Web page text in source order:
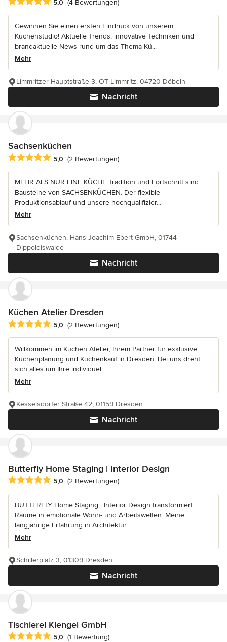
5,0 (4 Bewertungen)
Gewinnen Sie einen ersten Eindruck von unserem
Küchenstudio! Aktuelle Trends, innovative Techniken und
brandaktuelle News rund um das Thema Kü...
Mehr
Nachricht
Limmritzer Hauptstraße 3, OT Limmritz, 04720 Döbeln
Sachsenküchen
Durchschnittliche Bewertung: 5 von 5 Sternen
5,0 (2 Bewertungen)
MEHR ALS NUR EINE KÜCHE Tradition und Fortschritt sind
Bausteine von SACHSENKÜCHEN. Der flexible
Produktionsablauf und unsere hochqualifizier...
Mehr
Nachricht
Sachsenküchen, Hans-Joachim Ebert GmbH, 01744
Dippoldiswalde
Küchen Atelier Dresden
Durchschnittliche Bewertung: 5 von 5 Sternen
5,0 (2 Bewertungen)
Willkommen im Küchen Atelier, Ihrem Partner für exklusive
Küchenplanung und Küchenkauf in Dresden. Bei uns dreht
sich alles um Ihre individuel...
Mehr
Nachricht
Kesselsdorfer Straße 42, 01159 Dresden
Butterfly Home Staging | Interior Design
Durchschnittliche Bewertung: 5 von 5 Sternen
5,0 (2 Bewertungen)
BUTTERFLY Home Staging | Interior Design transformiert
Räume in emotionale Wohn- und Arbeitswelten. Meine
langjährige Erfahrung in Architektur...
Mehr
Nachricht
Schillerplatz 3, 01309 Dresden
Tischlerei Klengel GmbH
Durchschnittliche Bewertung: 5 von 5 Sternen
5,0 (1 Bewertung)